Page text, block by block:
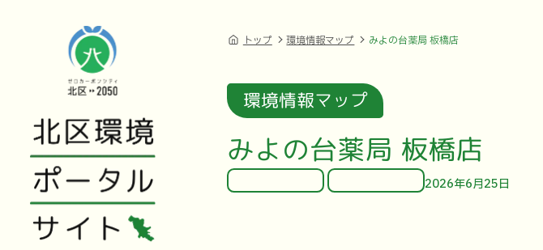
トップ 環境情報マップ みよの台薬局 板橋店
環境情報マップ
みよの台薬局 板橋店
2026年6月25日